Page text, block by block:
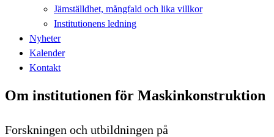
Jämställdhet, mångfald och lika villkor
Institutionens ledning
Nyheter
Kalender
Kontakt
Om institutionen för Maskinkonstruktion
Forskningen och utbildningen på